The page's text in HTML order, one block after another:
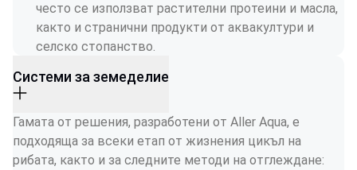
често се използват растителни протеини и масла,
както и странични продукти от аквакултури и
селско стопанство.
Системи за земеделие
Гамата от решения, разработени от Aller Aqua, е
подходяща за всеки етап от жизнения цикъл на
рибата, както и за следните методи на отглеждане: